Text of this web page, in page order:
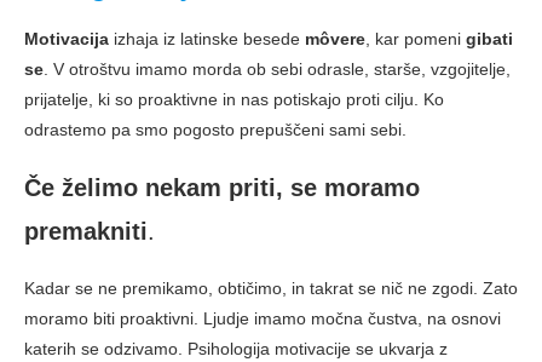
Motivacija izhaja iz latinske besede môvere, kar pomeni gibati
se. V otroštvu imamo morda ob sebi odrasle, starše, vzgojitelje,
prijatelje, ki so proaktivne in nas potiskajo proti cilju. Ko
odrastemo pa smo pogosto prepuščeni sami sebi.
Če želimo nekam priti, se moramo
premakniti.
Kadar se ne premikamo, obtičimo, in takrat se nič ne zgodi. Zato
moramo biti proaktivni. Ljudje imamo močna čustva, na osnovi
katerih se odzivamo. Psihologija motivacije se ukvarja z